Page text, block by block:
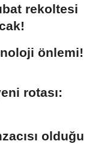
rekoltesi
önlemi!
rotası:
olduğu